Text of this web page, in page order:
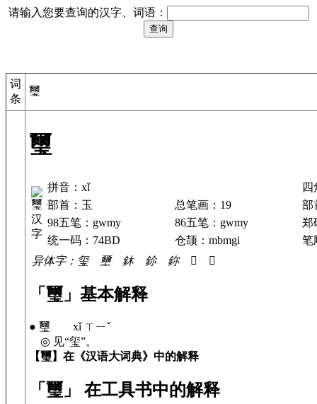
请输入您要查询的汉字、词语：
词
条
璽
璽
拼音：xǐ
四
部首：玉
总笔画：19
部
98五笔：gwmy
86五笔：gwmy
郑
统一码：74BD
仓颉：mbmgi
笔
异体字：玺 壐 鈢 鉩 鉨 𤨐 𤫆
「璽」基本解释
● 璽 xǐ ㄒㄧˇ
◎ 见“玺”。
【璽】在《汉语大词典》中的解释
「璽」 在工具书中的解释